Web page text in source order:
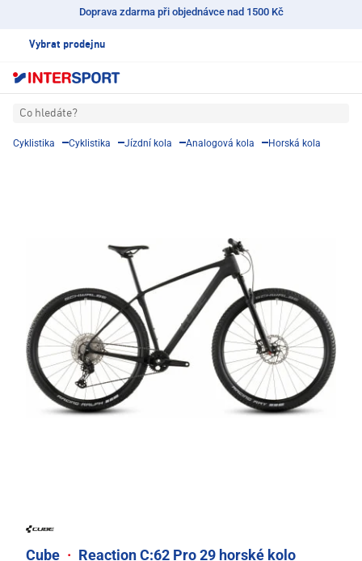
Doprava zdarma při objednávce nad 1500 Kč
Vybrat prodejnu
Co hledáte?
Cyklistika Cyklistika Jízdní kola Analogová kola Horská kola
Cube · Reaction C:62 Pro 29 horské kolo